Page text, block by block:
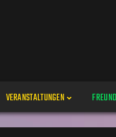
VERANSTALTUNGEN
Veranstaltungen